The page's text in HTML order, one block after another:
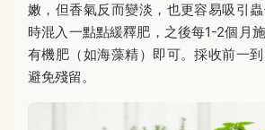
嫩，但香氣反而變淡，也更容易吸引
時混入一點點緩釋肥，之後每1-2個月
有機肥（如海藻精）即可。採收前一
避免殘留。